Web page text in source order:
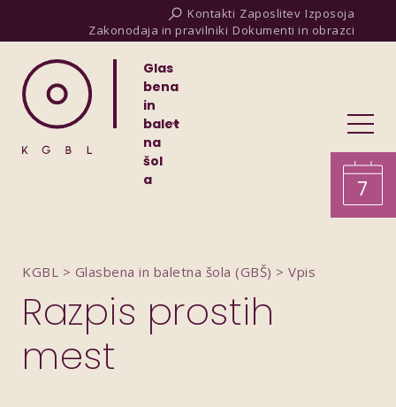
Kontakti Zaposlitev Izposoja
Zakonodaja in pravilniki Dokumenti in obrazci
Glas
bena
in
balet
na
šol
a
7
KGBL > Glasbena in baletna šola (GBŠ) > Vpis
Razpis prostih
mest